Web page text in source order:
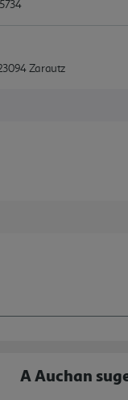
Zarautz
A Auchan